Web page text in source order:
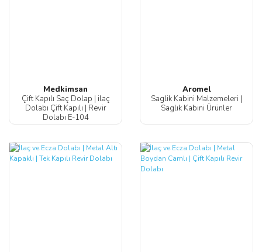
Medkimsan
Çift Kapılı Saç Dolap | ilaç
Dolabı Çift Kapılı | Revir
Dolabı E-104
Aromel
Saglik Kabini Malzemeleri |
Saglık Kabini Ürünler